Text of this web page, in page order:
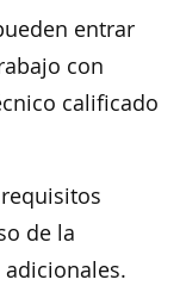
entrar
con
calificado
de la